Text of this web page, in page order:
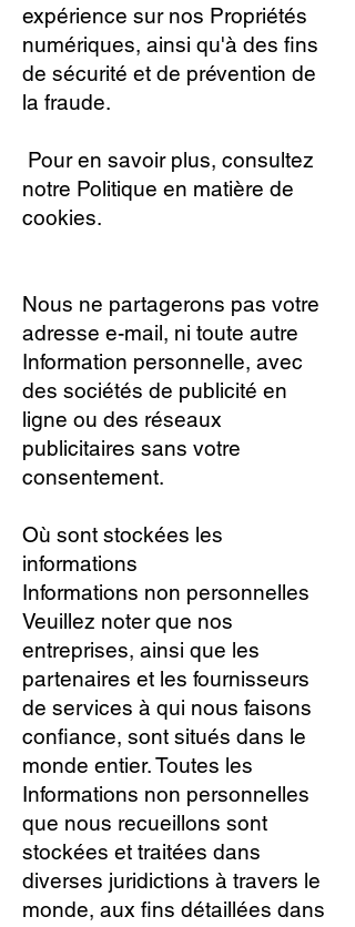
expérience sur nos Propriétés
numériques, ainsi qu'à des fins
de sécurité et de prévention de
la fraude.
Pour en savoir plus, consultez
notre Politique en matière de
cookies.
Nous ne partagerons pas votre
adresse e-mail, ni toute autre
Information personnelle, avec
des sociétés de publicité en
ligne ou des réseaux
publicitaires sans votre
consentement.
Où sont stockées les
informations
Informations non personnelles
Veuillez noter que nos
entreprises, ainsi que les
partenaires et les fournisseurs
de services à qui nous faisons
confiance, sont situés dans le
monde entier. Toutes les
Informations non personnelles
que nous recueillons sont
stockées et traitées dans
diverses juridictions à travers le
monde, aux fins détaillées dans